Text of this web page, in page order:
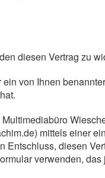
diesen Vertrag zu
von Ihnen
mittels einer
Entschluss, diesen
verwenden,